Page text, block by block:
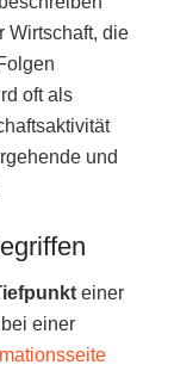
Wirtschaft, die
oft als
und
einer
einer